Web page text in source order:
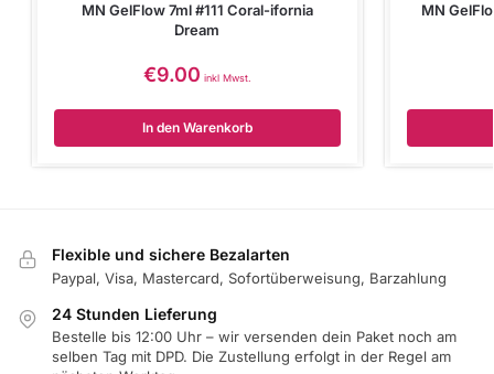
MN GelFlow 7ml #111 Coral-ifornia
Dream
€9.00 inkl Mwst.
In den Warenkorb
MN
Flexible und sichere Bezalarten
Paypal, Visa, Mastercard, Sofortüberweisung, Barzahlung
24 Stunden Lieferung
Bestelle bis 12:00 Uhr – wir versenden dein Paket noch am
selben Tag mit DPD. Die Zustellung erfolgt in der Regel am